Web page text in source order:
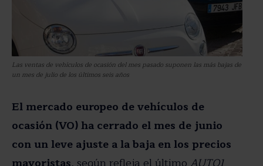
Las ventas de vehículos de ocasión del mes pasado suponen las más bajas de
un mes de julio de los últimos seis años
El mercado europeo de vehículos de
ocasión (VO) ha cerrado el mes de junio
con un leve ajuste a la baja en los precios